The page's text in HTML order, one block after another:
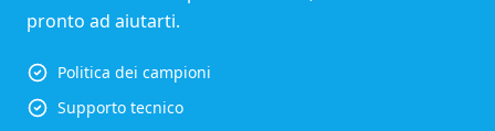
pronto ad aiutarti.
Politica dei campioni
Supporto tecnico